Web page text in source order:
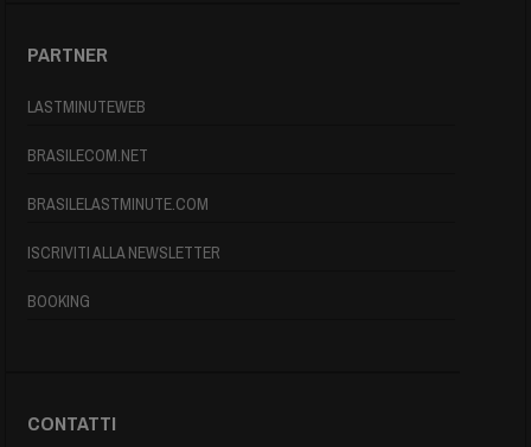
PARTNER
LASTMINUTEWEB
BRASILECOM.NET
BRASILELASTMINUTE.COM
ISCRIVITI ALLA NEWSLETTER
BOOKING
CONTATTI